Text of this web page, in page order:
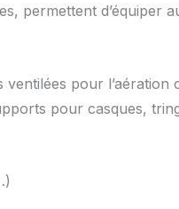
permettent d’équiper
pour l’aération
pour casques,